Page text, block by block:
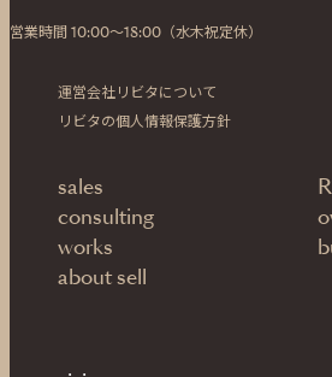
営業時間 10:00〜18:00（水木祝定休）
運営会社リビタについて
リビタの個人情報保護方針
sales
consulting
works
about sell